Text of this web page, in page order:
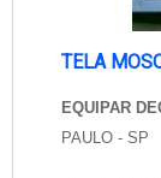
TELA
EQUIPAR
PAULO - SP